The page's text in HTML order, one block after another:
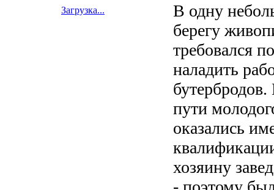
Загрузка...
В одну
берегу
требовался
наладить
пути
оказались
хозяину